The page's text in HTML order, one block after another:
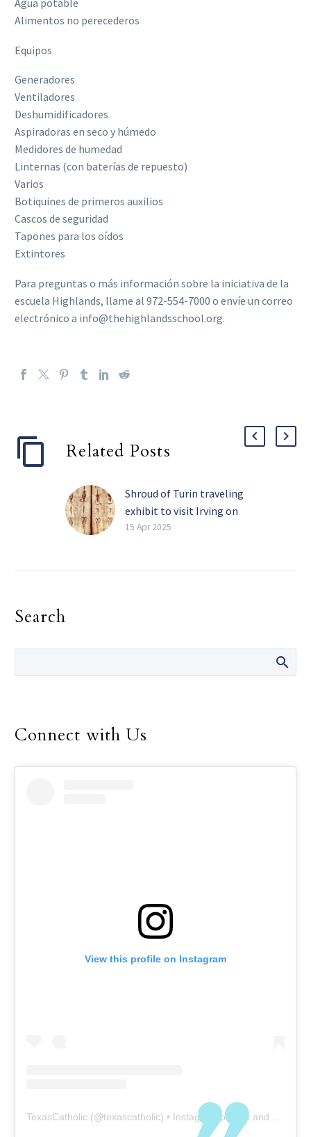
Alimentos no perecederos
Equipos
Generadores
Ventiladores
Deshumidificadores
Aspiradoras en seco y húmedo
Medidores de humedad
Linternas (con baterías de repuesto)
Varios
Botiquines de primeros auxilios
Cascos de seguridad
Tapones para los oídos
Extintores
Para preguntas o más información sobre la iniciativa de la
escuela Highlands, llame al 972-554-7000 o envíe un correo
electrónico a info@thehighlandsschool.org.
Related Posts
Shroud of Turin traveling
exhibit to visit Irving on
Easter
exhibition is set to
artifacts in history: the
15 Apr 2025
Search
Connect with Us
View this profile on Instagram
TexasCatholic (@texascatholic) • Instagram photos and videos